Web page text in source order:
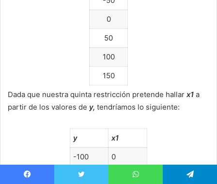
0
50
100
150
Dada que nuestra quinta restricción pretende hallar x1 a
partir de los valores de y, tendríamos lo siguiente:
y x1
-100 0
-50